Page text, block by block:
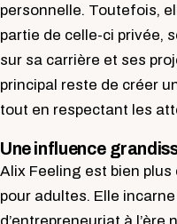
personnelle. Toutefois,
partie de celle-ci privée,
sur sa carrière et ses
principal reste de créer
tout en respectant les
Une influence
Alix Feeling est bien
pour adultes. Elle
d’entrepreneuriat à l’ère